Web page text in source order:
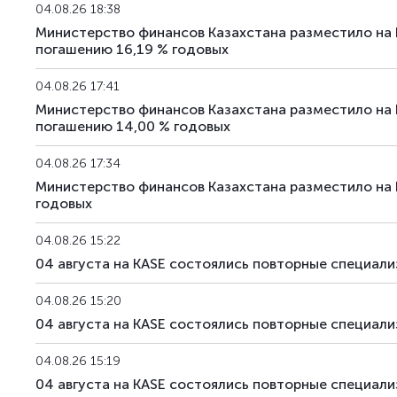
04.08.26 18:38
Министерство финансов Казахстана разместило
погашению 16,19 % годовых
04.08.26 17:41
Министерство финансов Казахстана разместило
погашению 14,00 % годовых
04.08.26 17:34
Министерство финансов Казахстана разместило
годовых
04.08.26 15:22
04 августа на KASE состоялись повторные
04.08.26 15:20
04 августа на KASE состоялись повторные
04.08.26 15:19
04 августа на KASE состоялись повторные